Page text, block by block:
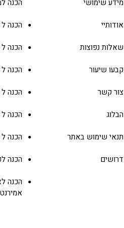
הכנה
הכנה ל GMAT
הכנה ל
הכנה ל
הכנה ל
הכנה ל
הכנה ל
הכנה ל
הכנה ל
אמירנט
מידע שימושי
אודותיי
שאלות נפוצות
קבעו שיעור
צור קשר
הבלוג
תנאי שימוש באתר
דרושים